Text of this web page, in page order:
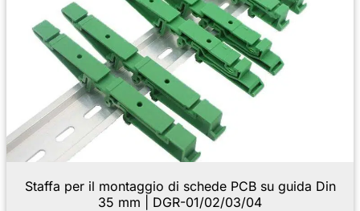
Staffa per il montaggio di schede PCB su guida Din
35 mm | DGR-01/02/03/04